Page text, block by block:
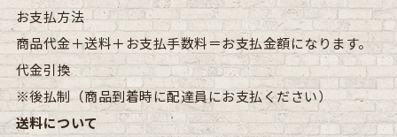
お支払方法
商品代金＋送料＋お支払手数料＝お支払金額になります。
代金引換
※後払制（商品到着時に配達員にお支払ください）
送料について